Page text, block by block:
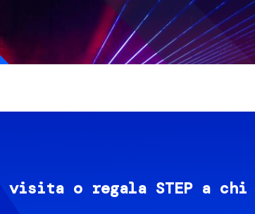
o regala STEP a chi